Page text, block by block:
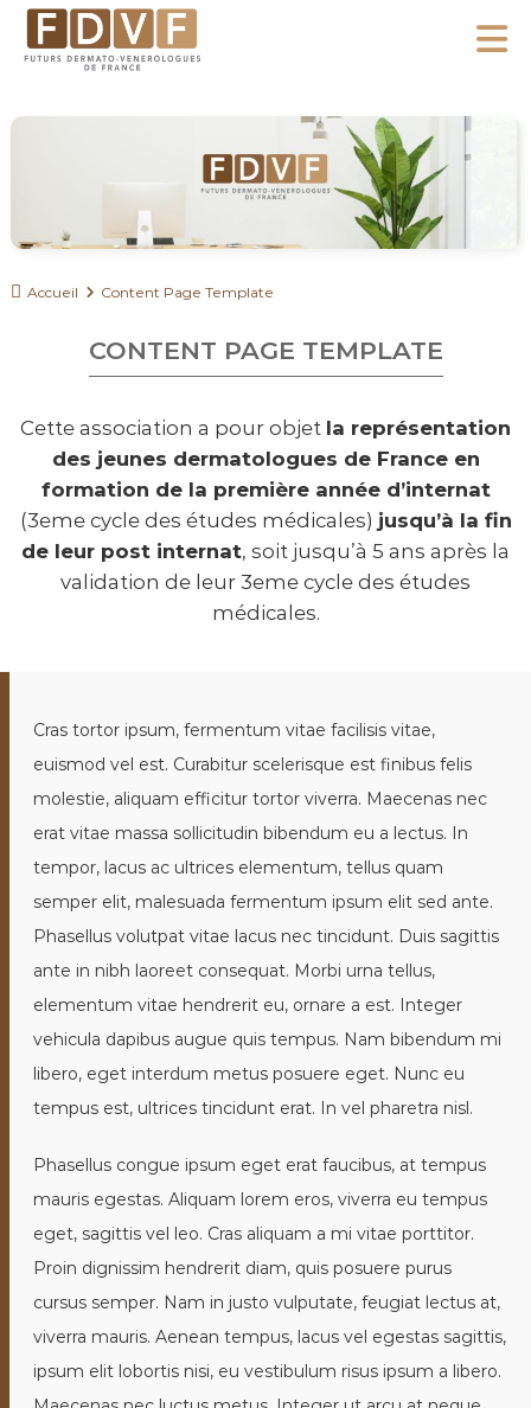
D
u
e
é
n
g
u
e
s
r
a
n
c
e
Accueil Content Page Template
CONTENT PAGE TEMPLATE
Cette association a pour objet la représentation
des jeunes dermatologues de France en
formation de la première année d’internat
(3eme cycle des études médicales) jusqu’à la fin
de leur post internat, soit jusqu’à 5 ans après la
validation de leur 3eme cycle des études
médicales.
Cras tortor ipsum, fermentum vitae facilisis vitae,
euismod vel est. Curabitur scelerisque est finibus felis
molestie, aliquam efficitur tortor viverra. Maecenas nec
erat vitae massa sollicitudin bibendum eu a lectus. In
tempor, lacus ac ultrices elementum, tellus quam
semper elit, malesuada fermentum ipsum elit sed ante.
Phasellus volutpat vitae lacus nec tincidunt. Duis sagittis
ante in nibh laoreet consequat. Morbi urna tellus,
elementum vitae hendrerit eu, ornare a est. Integer
vehicula dapibus augue quis tempus. Nam bibendum mi
libero, eget interdum metus posuere eget. Nunc eu
tempus est, ultrices tincidunt erat. In vel pharetra nisl.
Phasellus congue ipsum eget erat faucibus, at tempus
mauris egestas. Aliquam lorem eros, viverra eu tempus
eget, sagittis vel leo. Cras aliquam a mi vitae porttitor.
Proin dignissim hendrerit diam, quis posuere purus
cursus semper. Nam in justo vulputate, feugiat lectus at,
viverra mauris. Aenean tempus, lacus vel egestas sagittis,
ipsum elit lobortis nisi, eu vestibulum risus ipsum a libero.